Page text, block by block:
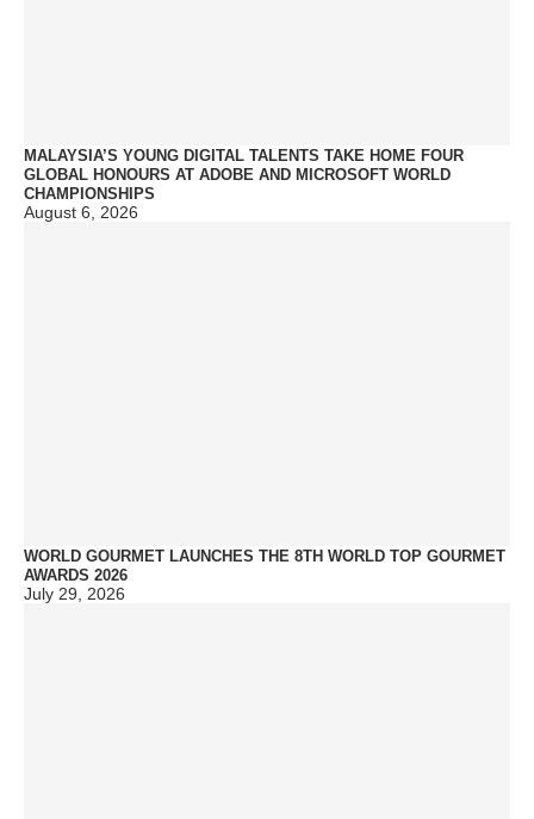
MALAYSIA’S YOUNG DIGITAL TALENTS TAKE HOME FOUR
GLOBAL HONOURS AT ADOBE AND MICROSOFT WORLD
CHAMPIONSHIPS
August 6, 2026
WORLD GOURMET LAUNCHES THE 8TH WORLD TOP GOURMET
AWARDS 2026
July 29, 2026